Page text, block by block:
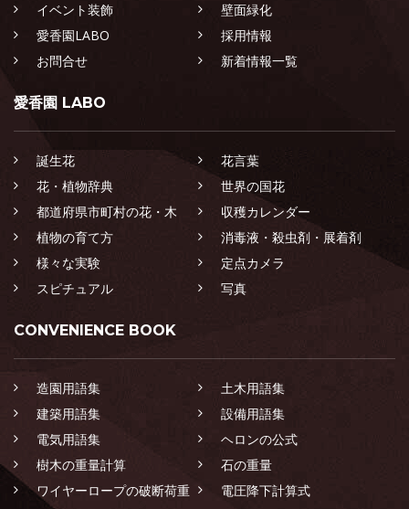
イベント装飾
壁面緑化
愛香園LABO
採用情報
お問合せ
新着情報一覧
愛香園 LABO
誕生花
花言葉
花・植物辞典
世界の国花
都道府県市町村の花・木
収穫カレンダー
植物の育て方
消毒液・殺虫剤・展着剤
様々な実験
定点カメラ
スピチュアル
写真
CONVENIENCE BOOK
造園用語集
土木用語集
建築用語集
設備用語集
電気用語集
ヘロンの公式
樹木の重量計算
石の重量
ワイヤーロープの破断荷重
電圧降下計算式